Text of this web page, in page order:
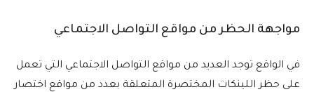
مواجهة الحظر من مواقع التواصل الاجتماعي
في الواقع توجد العديد من مواقع التواصل الاجتماعي التي تعمل
على حظر اللينكات المختصرة المتعلقة بعدد من مواقع اختصار